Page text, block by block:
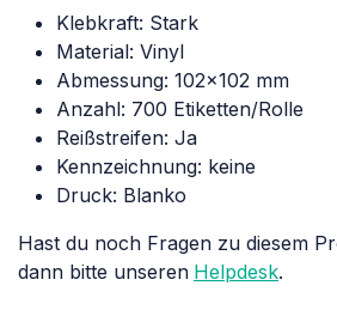
Klebkraft: Stark
Material: Vinyl
Abmessung: 102x102 mm
Anzahl: 700 Etiketten/Rolle
Reißstreifen: Ja
Kennzeichnung: keine
Druck: Blanko
Hast du noch Fragen zu diesem
dann bitte unseren Helpdesk.